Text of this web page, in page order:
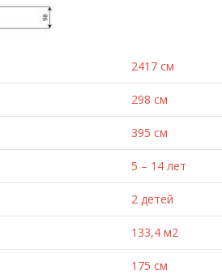
2417 см
298 см
395 см
5 – 14 лет
2 детей
133,4 м2
175 см